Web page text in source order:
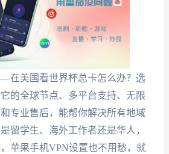
在美国看世界杯总卡怎么办？选
的全球节点、多平台支持、无限
专业售后，能帮你解决所有地域
留学生、海外工作者还是华人，
苹果手机VPN设置也不用愁，就